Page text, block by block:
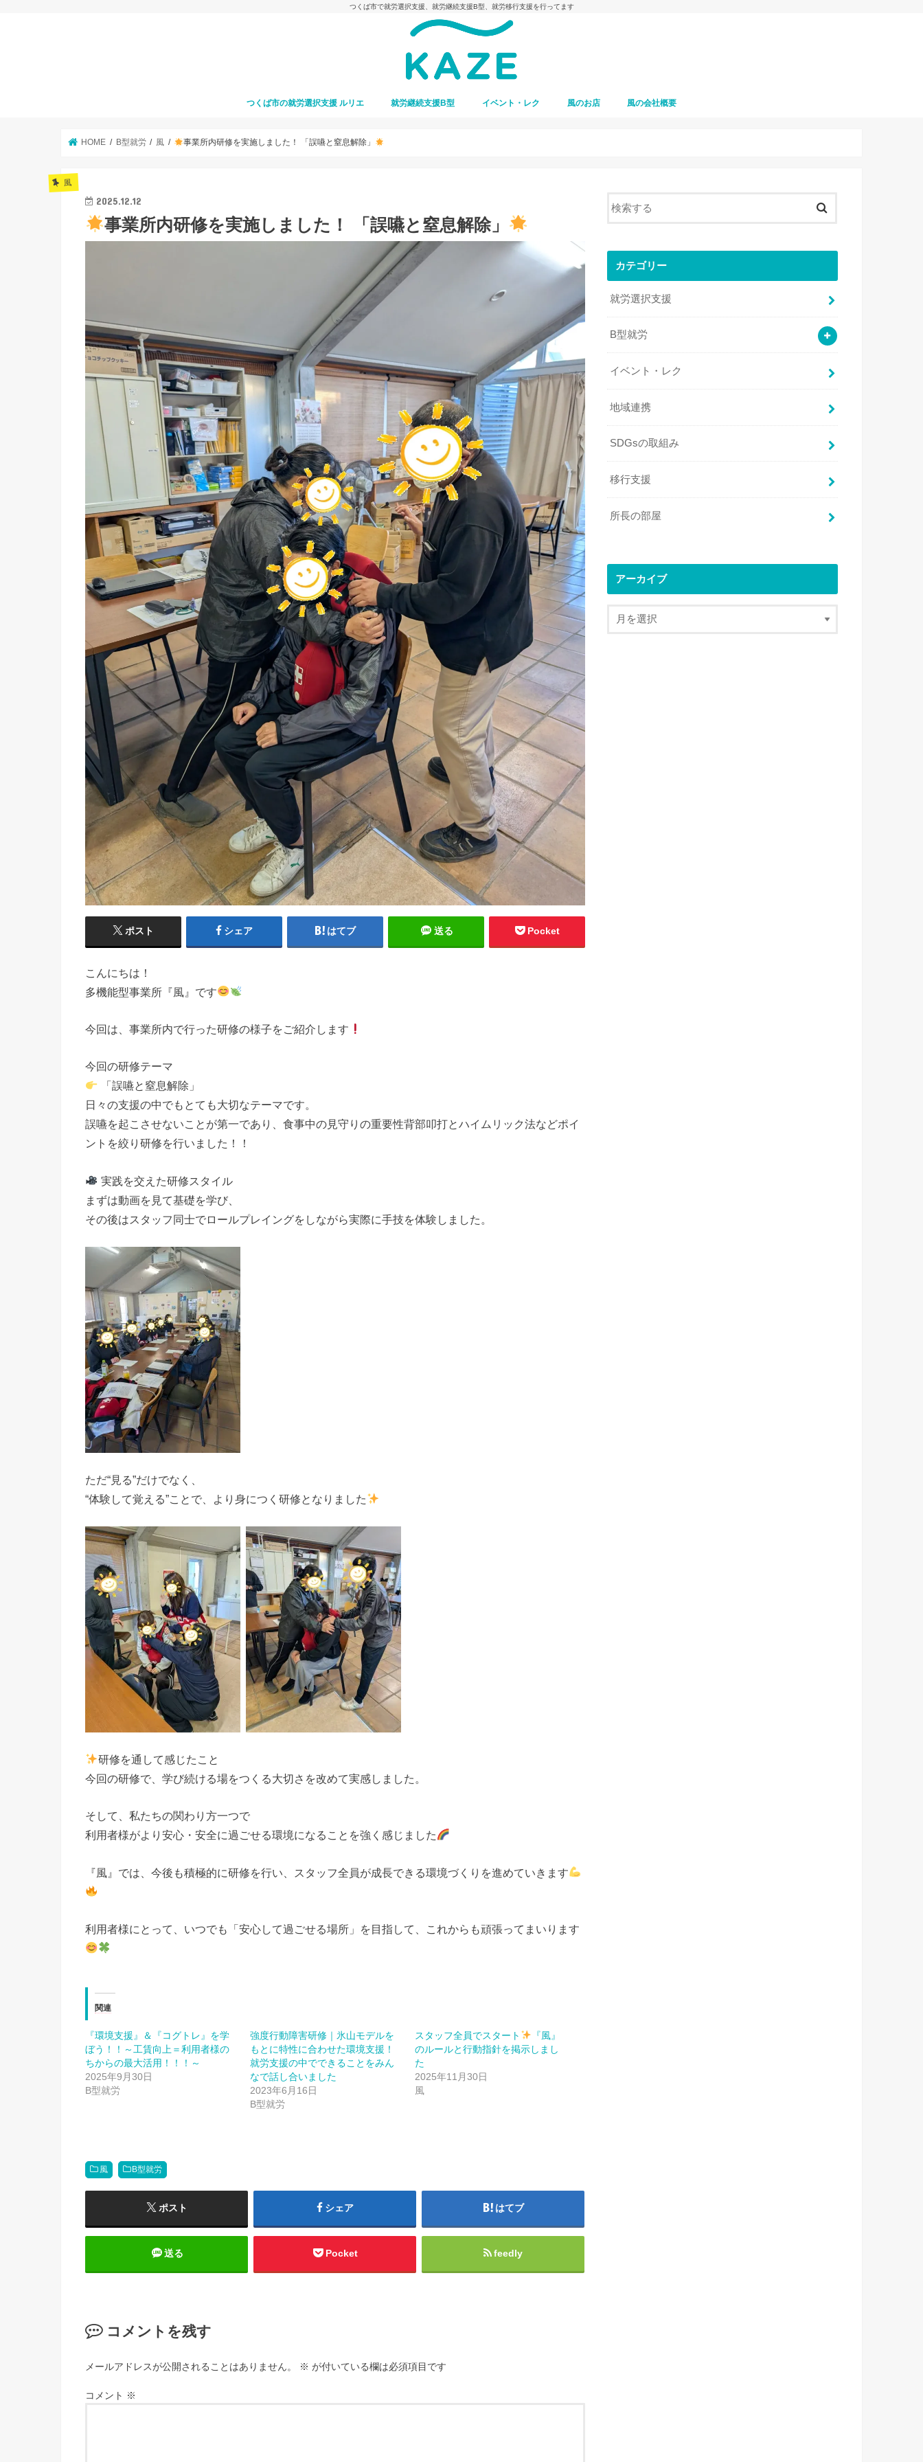
つくば市で就労選択支援、就労継続支援B型、就労移行支援を行ってます
つくば市の就労選択支援 ルリエ 就労継続支援B型 イベント・レク 風のお店 風の会社概要
HOME B型就労 風 事業所内研修を実施しました！ 「誤嚥と窒息解除」
風
2025.12.12
事業所内研修を実施しました！ 「誤嚥と窒息解除」
ポスト シェア はてブ 送る Pocket
こんにちは！
多機能型事業所『風』です
今回は、事業所内で行った研修の様子をご紹介します
今回の研修テーマ
「誤嚥と窒息解除」
日々の支援の中でもとても大切なテーマです。
誤嚥を起こさせないことが第一であり、食事中の見守りの重要性背部叩打とハイムリック法などポイ
ントを絞り研修を行いました！！
実践を交えた研修スタイル
まずは動画を見て基礎を学び、
その後はスタッフ同士でロールプレイングをしながら実際に手技を体験しました。
ただ“見る”だけでなく、
“体験して覚える”ことで、より身につく研修となりました
研修を通して感じたこと
今回の研修で、学び続ける場をつくる大切さを改めて実感しました。
そして、私たちの関わり方一つで
利用者様がより安心・安全に過ごせる環境になることを強く感じました
『風』では、今後も積極的に研修を行い、スタッフ全員が成長できる環境づくりを進めていきます
利用者様にとって、いつでも「安心して過ごせる場所」を目指して、これからも頑張ってまいります
関連
『環境支援』＆『コグトレ』を学
ぼう！！～工賃向上＝利用者様の
ちからの最大活用！！！～
2025年9月30日
B型就労
強度行動障害研修｜氷山モデルを
もとに特性に合わせた環境支援！
就労支援の中でできることをみん
なで話し合いました
2023年6月16日
B型就労
スタッフ全員でスタート
『風』
のルールと行動指針を掲示しまし
た
2025年11月30日
風
風 B型就労
ポスト シェア はてブ
送る Pocket feedly
コメントを残す
メールアドレスが公開されることはありません。 ※ が付いている欄は必須項目です
コメント ※
カテゴリー
就労選択支援
B型就労
イベント・レク
地域連携
SDGsの取組み
移行支援
所長の部屋
アーカイブ